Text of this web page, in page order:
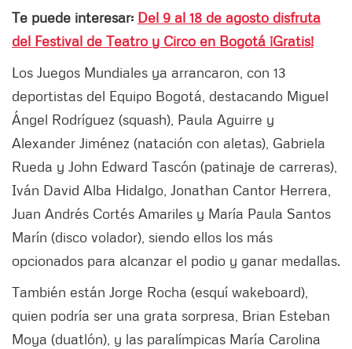
Te puede interesar: Del 9 al 18 de agosto disfruta
del Festival de Teatro y Circo en Bogotá ¡Gratis!
Los Juegos Mundiales ya arrancaron, con 13
deportistas del Equipo Bogotá, destacando Miguel
Ángel Rodríguez (squash), Paula Aguirre y
Alexander Jiménez (natación con aletas), Gabriela
Rueda y John Edward Tascón (patinaje de carreras),
Iván David Alba Hidalgo, Jonathan Cantor Herrera,
Juan Andrés Cortés Amariles y María Paula Santos
Marín (disco volador), siendo ellos los más
opcionados para alcanzar el podio y ganar medallas.
También están Jorge Rocha (esquí wakeboard),
quien podría ser una grata sorpresa, Brian Esteban
Moya (duatlón), y las paralímpicas María Carolina